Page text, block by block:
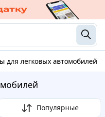
для легковых автомобилей
Популярные